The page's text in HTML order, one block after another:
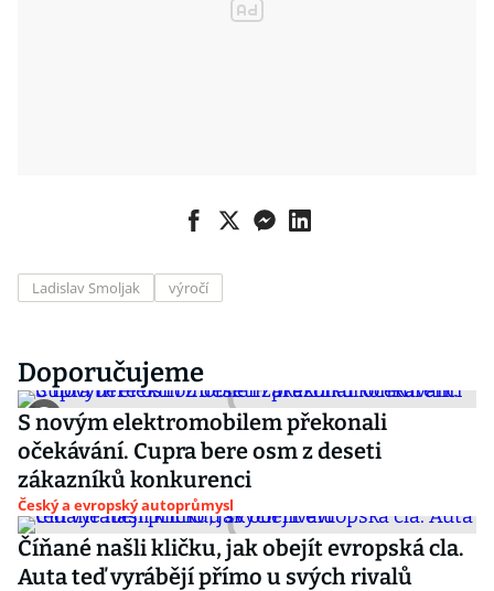
Ladislav Smoljak výročí
Doporučujeme
S novým elektromobilem překonali
očekávání. Cupra bere osm z deseti
zákazníků konkurenci
Český a evropský autoprůmysl
Číňané našli kličku, jak obejít evropská cla.
Auta teď vyrábějí přímo u svých rivalů